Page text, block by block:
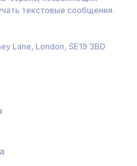
текстовые сообщения.
Lane, London, SE19 3BD